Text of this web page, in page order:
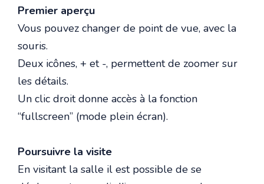
Premier aperçu
Vous pouvez changer de point de vue, avec la
souris.
Deux icônes, + et -, permettent de zoomer sur
les détails.
Un clic droit donne accès à la fonction
“fullscreen” (mode plein écran).
Poursuivre la visite
En visitant la salle il est possible de se